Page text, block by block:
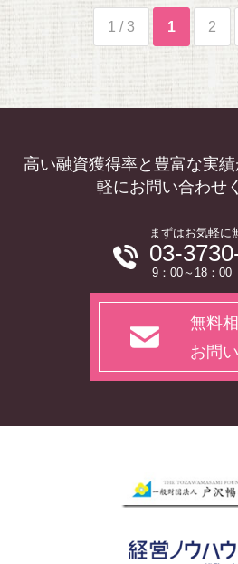
1 / 3 1 2
高い融資獲得率と豊富な実
軽にお問い合わせ
まずはお気軽に
03-
9：00～18：00
無料
お問